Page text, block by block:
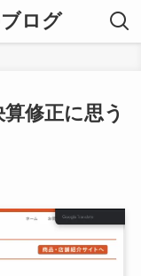
ログ
修正に思う